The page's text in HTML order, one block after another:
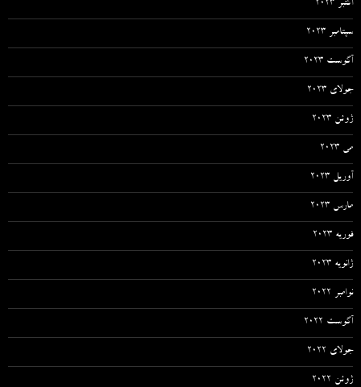
اکتبر 2023
سپتامبر 2023
آگوست 2023
جولای 2023
ژوئن 2023
می 2023
آوریل 2023
مارس 2023
فوریه 2023
ژانویه 2023
نوامبر 2022
آگوست 2022
جولای 2022
ژوئن 2022